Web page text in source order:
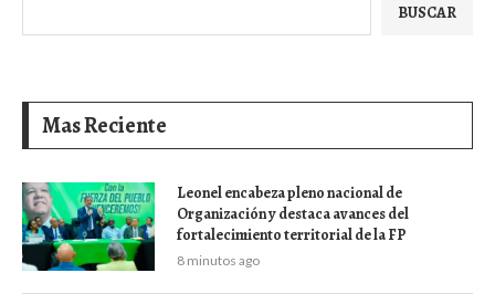
BUSCAR
Mas Reciente
Leonel encabeza pleno nacional de
Organización y destaca avances del
fortalecimiento territorial de la FP
8 minutos ago